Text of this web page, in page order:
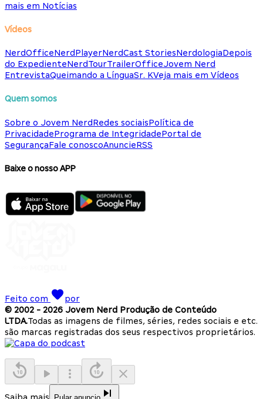
mais em Notícias
Vídeos
NerdOfficeNerdPlayerNerdCast StoriesNerdologiaDepois
do ExpedienteNerdTourTrailerOfficeJovem Nerd
EntrevistaQueimando a LínguaSr. KVeja mais em Vídeos
Quem somos
Sobre o Jovem NerdRedes sociaisPolítica de
PrivacidadePrograma de IntegridadePortal de
SegurançaFale conoscoAnuncieRSS
Baixe o nosso APP
Feito com
por
© 2002 - 2026 Jovem Nerd Produção de Conteúdo
LTDA.Todas as imagens de filmes, séries, redes sociais e etc.
são marcas registradas dos seus respectivos proprietários.